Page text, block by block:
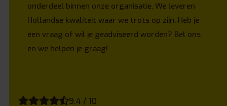
onderdeel binnen onze organisatie. We leveren
Hollandse kwaliteit waar we trots op zijn. Heb je
een vraag of wil je geadviseerd worden? Bel ons
en we helpen je graag!
9.4 / 10